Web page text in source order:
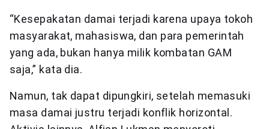
“Kesepakatan damai terjadi karena upaya tokoh
masyarakat, mahasiswa, dan para pemerintah
yang ada, bukan hanya milik kombatan GAM
saja,” kata dia.
Namun, tak dapat dipungkiri, setelah memasuki
masa damai justru terjadi konflik horizontal.